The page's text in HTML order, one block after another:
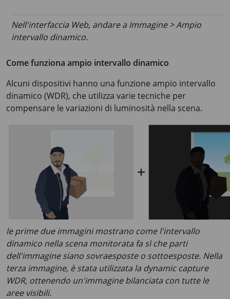
Nell'interfaccia Web, andare a Immagine > Ampio
intervallo dinamico.
Come funziona ampio intervallo dinamico
Alcuni dispositivi hanno una funzione ampio intervallo
dinamico (WDR), che utilizza varie tecniche per
compensare le variazioni di luminosità nella scena.
le prime due immagini mostrano come l'intervallo
dinamico nella scena monitorata fa sì che parti
dell'immagine siano sovraesposte o sottoesposte. Nella
terza immagine, è stata utilizzata la dynamic capture
WDR, ottenendo un'immagine bilanciata con tutte le
aree visibili.